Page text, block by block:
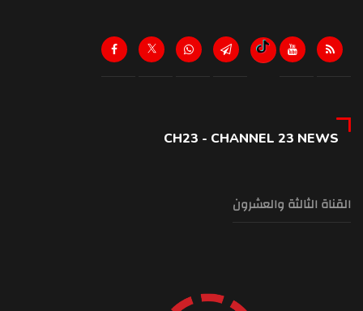
CH23 - CHANNEL 23 NEWS
القناة الثالثة والعشرون